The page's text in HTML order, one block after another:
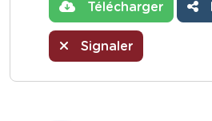
Télécharger
Signaler